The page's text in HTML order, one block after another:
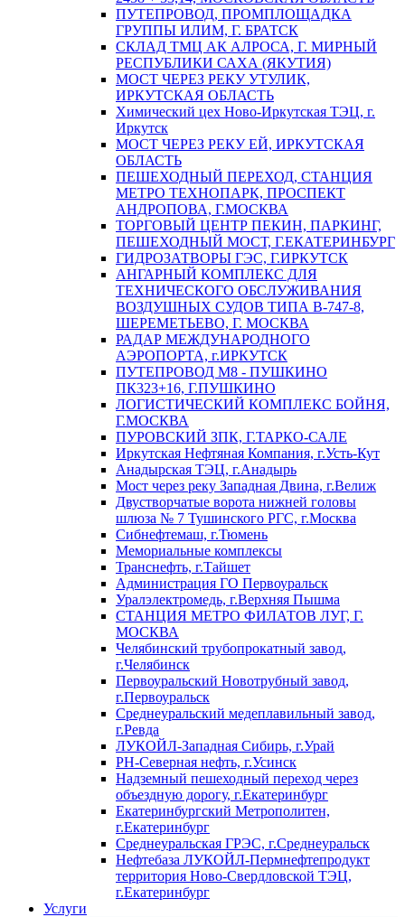
ПУТЕПРОВОД, ПРОМПЛОЩАДКА
ГРУППЫ ИЛИМ, Г. БРАТСК
СКЛАД ТМЦ АК АЛРОСА, Г. МИРНЫЙ
РЕСПУБЛИКИ САХА (ЯКУТИЯ)
МОСТ ЧЕРЕЗ РЕКУ УТУЛИК,
ИРКУТСКАЯ ОБЛАСТЬ
Химический цех Ново-Иркутская ТЭЦ, г.
Иркутск
МОСТ ЧЕРЕЗ РЕКУ ЕЙ, ИРКУТСКАЯ
ОБЛАСТЬ
ПЕШЕХОДНЫЙ ПЕРЕХОД, СТАНЦИЯ
МЕТРО ТЕХНОПАРК, ПРОСПЕКТ
АНДРОПОВА, Г.МОСКВА
ТОРГОВЫЙ ЦЕНТР ПЕКИН, ПАРКИНГ,
ПЕШЕХОДНЫЙ МОСТ, Г.ЕКАТЕРИНБУРГ
ГИДРОЗАТВОРЫ ГЭС, Г.ИРКУТСК
АНГАРНЫЙ КОМПЛЕКС ДЛЯ
ТЕХНИЧЕСКОГО ОБСЛУЖИВАНИЯ
ВОЗДУШНЫХ СУДОВ ТИПА В-747-8,
ШЕРЕМЕТЬЕВО, Г. МОСКВА
РАДАР МЕЖДУНАРОДНОГО
АЭРОПОРТА, г.ИРКУТСК
ПУТЕПРОВОД М8 - ПУШКИНО
ПК323+16, Г.ПУШКИНО
ЛОГИСТИЧЕСКИЙ КОМПЛЕКС БОЙНЯ,
Г.МОСКВА
ПУРОВСКИЙ ЗПК, Г.ТАРКО-САЛЕ
Иркутская Нефтяная Компания, г.Усть-Кут
Анадырская ТЭЦ, г.Анадырь
Мост через реку Западная Двина, г.Велиж
Двустворчатые ворота нижней головы
шлюза № 7 Тушинского РГС, г.Москва
Сибнефтемаш, г.Тюмень
Мемориальные комплексы
Транснефть, г.Тайшет
Администрация ГО Первоуральск
Уралэлектромедь, г.Верхняя Пышма
СТАНЦИЯ МЕТРО ФИЛАТОВ ЛУГ, Г.
МОСКВА
Челябинский трубопрокатный завод,
г.Челябинск
Первоуральский Новотрубный завод,
г.Первоуральск
Среднеуральский медеплавильный завод,
г.Ревда
ЛУКОЙЛ-Западная Сибирь, г.Урай
РН-Северная нефть, г.Усинск
Надземный пешеходный переход через
объездную дорогу, г.Екатеринбург
Екатеринбургский Метрополитен,
г.Екатеринбург
Среднеуральская ГРЭС, г.Среднеуральск
Нефтебаза ЛУКОЙЛ-Пермнефтепродукт
территория Ново-Свердловской ТЭЦ,
г.Екатеринбург
Услуги